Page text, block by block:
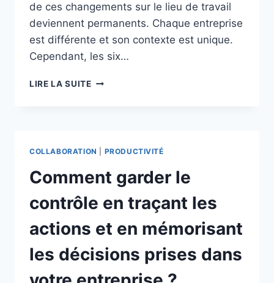
de ces changements sur le lieu de travail
deviennent permanents. Chaque entreprise
est différente et son contexte est unique.
Cependant, les six…
LIRE LA SUITETRAVAIL
CHANGEMENTS
AUXQUELS
SE
PRÉPARER
COLLABORATION PRODUCTIVITÉ
Comment garder le
contrôle en traçant les
actions et en mémorisant
les décisions prises dans